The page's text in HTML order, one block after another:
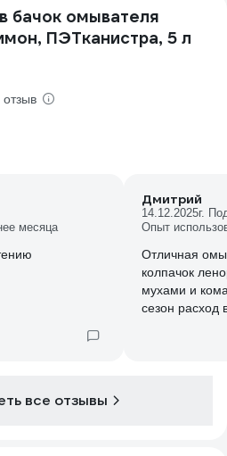
бачок омывателя
ПЭТканистра, 5 л
отзыв
месяца
Дмитрий
14.12.2025г.
Опыт
Отличная
колпачок
мухами и
сезон расход всего 8 бутылок, в
все отзывы